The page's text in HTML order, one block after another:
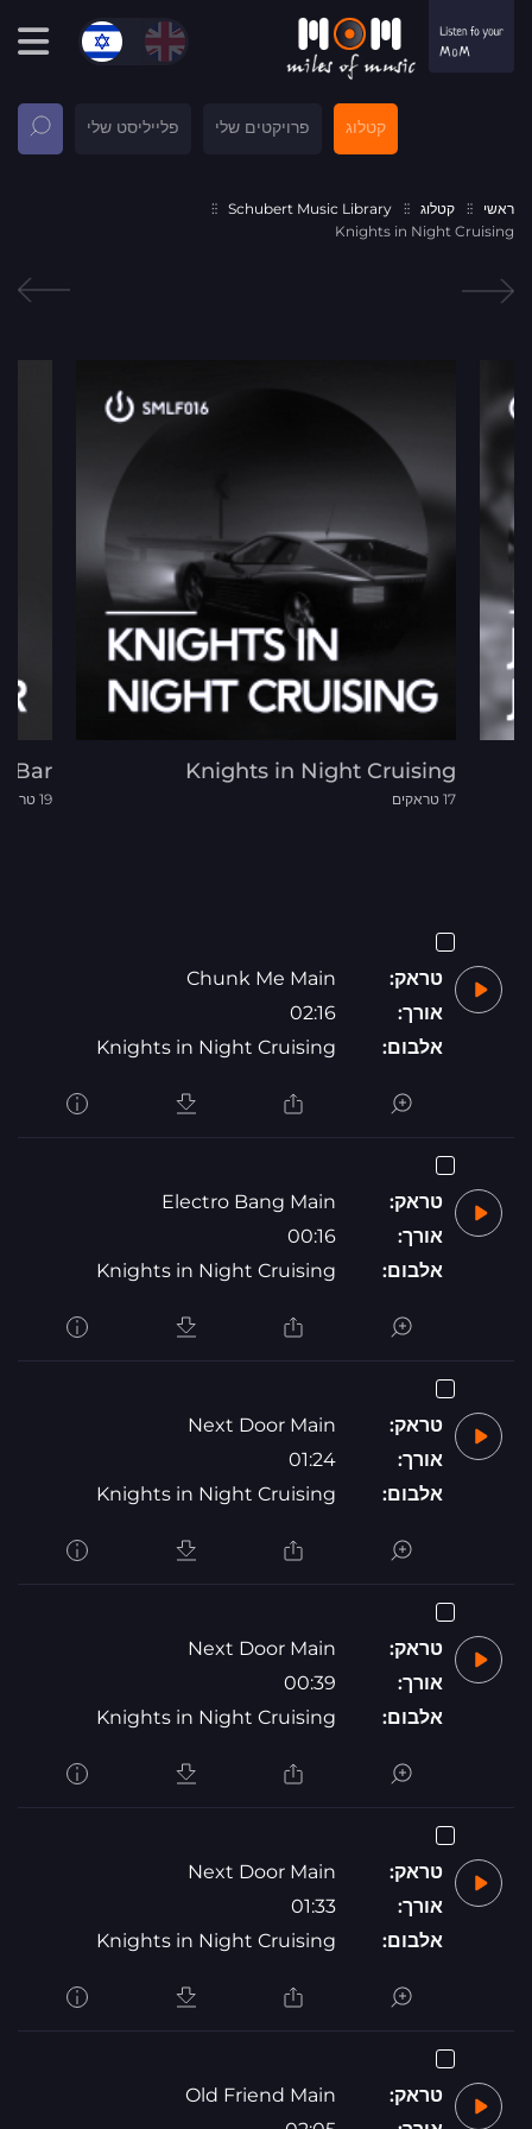
קטלוג פרויקטים שלי פלייליסט שלי
ראשי קטלוג
Schubert Music Library
Knights in Night Cruising
Knights in Night Cruising
17 טראקים
Bar
19 טראקים
טראק:
Chunk Me Main
אורך:
02:16
אלבום:
Knights in Night Cruising
טראק:
Electro Bang Main
אורך:
00:16
אלבום:
Knights in Night Cruising
טראק:
Next Door Main
אורך:
01:24
אלבום:
Knights in Night Cruising
טראק:
Next Door Main
אורך:
00:39
אלבום:
Knights in Night Cruising
טראק:
Next Door Main
אורך:
01:33
אלבום:
Knights in Night Cruising
טראק:
Old Friend Main